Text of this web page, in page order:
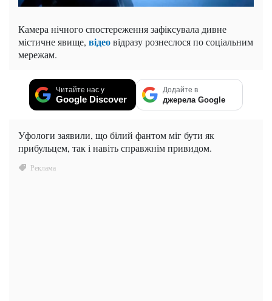
Камера нічного спостереження зафіксувала дивне
містичне явище, відеовідразу рознеслося по соціальним
мережам.
Читайте нас у
Google Discover
Додайте в
джерела Google
Уфологи заявили, що білий фантом міг бути як
прибульцем, так і навіть справжнім привидом.